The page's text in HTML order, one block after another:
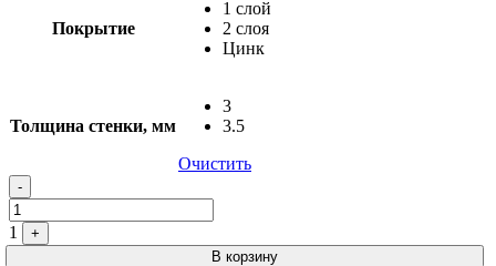
Покрытие
1 слой
2 слоя
Цинк
Толщина стенки, мм
3
3.5
Очистить
Quantity
-
1
+
В корзину